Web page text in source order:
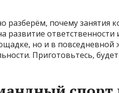
разберём, почему
развитие ответственности
но и в повседневной
Приготовьтесь,